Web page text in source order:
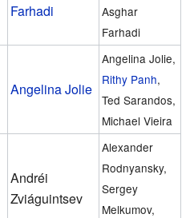
Farhadi
Asghar
Farhadi
Angelina Jolie
Angelina Jolie,
Rithy Panh,
Ted Sarandos,
Michael Vieira
Andréi
Zviáguintsev
Alexander
Rodnyansky,
Sergey
Melkumov,